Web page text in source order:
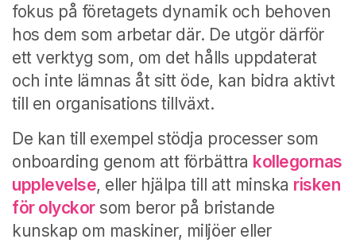
fokus på företagets dynamik och behoven
hos dem som arbetar där. De utgör därför
ett verktyg som, om det hålls uppdaterat
och inte lämnas åt sitt öde, kan bidra aktivt
till en organisations tillväxt.
De kan till exempel stödja processer som
onboarding genom att förbättra kollegornas
upplevelse, eller hjälpa till att minska risken
för olyckorsom beror på bristande
kunskap om maskiner, miljöer eller